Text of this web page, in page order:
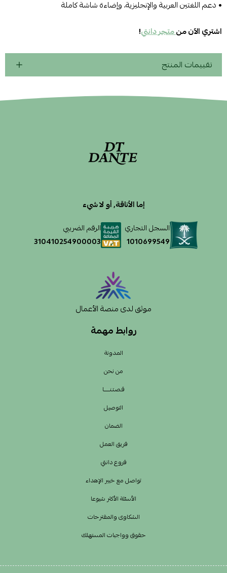
• دعم اللغتين العربية والإنجليزية، وإضاءة شاشة كاملة
اشتري الآن منمتجر دانتي!
تقييمات المنتج
روابط مهمة
المدونة
من نحن
قـصـتـنــــــا
التوصيل
الضمان
فريق العمل
فروع دانتي
تواصل مع خبير الإهداء
الأسئلة الأكثر شيوعا
الشكاوى والمقترحات
حقوق وواجبات المستهلك
إما الأناقة, أو لا شيء
السجل التجاري
1010699549
الرقم الضريبي
310410254900003
موثق لدى منصة الأعمال